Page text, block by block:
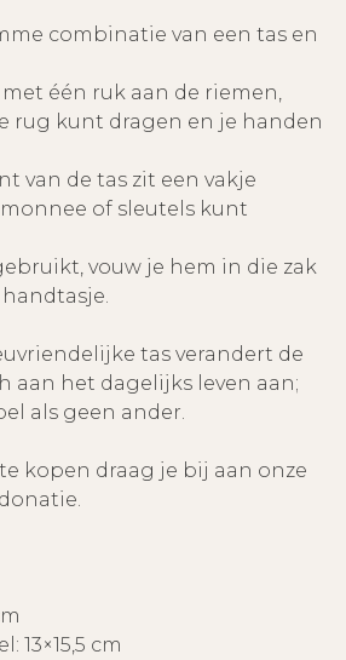
combinatie van een tas en
één ruk aan de riemen,
rug kunt dragen en je handen
van de tas zit een vakje
of sleutels kunt
vouw je hem in die zak
tas verandert de
aan het dagelijks leven aan;
als geen ander.
kopen draag je bij aan onze
13×15,5 cm